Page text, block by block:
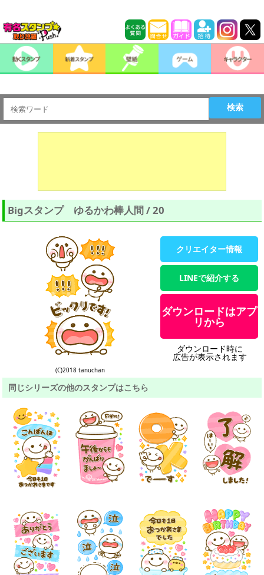
検索
Bigスタンプ ゆるかわ棒人間 / 20
(C)2018 tanuchan
クリエイター情報
LINEで紹介する
ダウンロードはアプ
リから
ダウンロード時に
広告が表示されます
同じシリーズの他のスタンプはこちら